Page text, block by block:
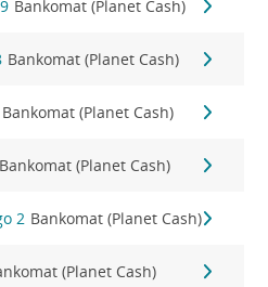
Bankomat (Planet Cash)
Bankomat (Planet Cash)
Bankomat (Planet Cash)
Bankomat (Planet Cash)
2 Bankomat (Planet Cash)
(Planet Cash)